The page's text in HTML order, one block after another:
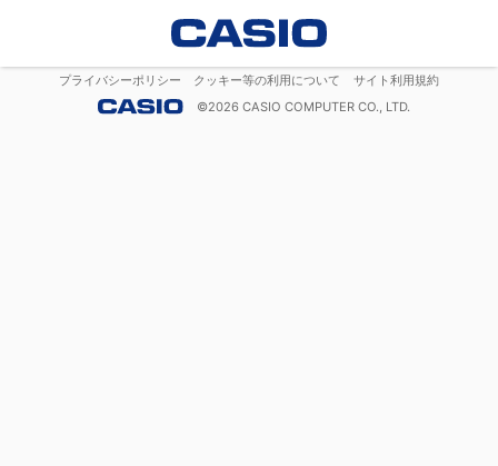
プライバシーポリシー クッキー等の利用について
サイト利用規約
©2026 CASIO COMPUTER CO., LTD.